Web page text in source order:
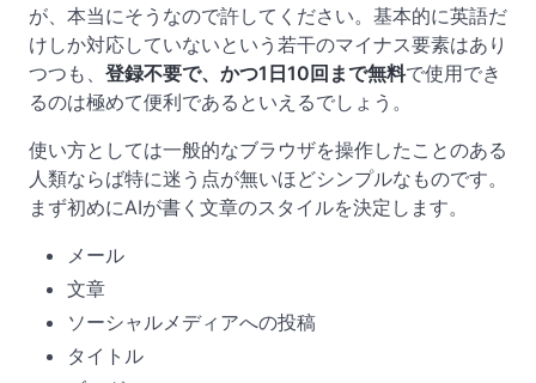
が、本当にそうなので許してください。基本的に英語だ
けしか対応していないという若干のマイナス要素はあり
つつも、 登録不要で、かつ1日10回まで無料で使用でき
るのは極めて便利であるといえるでしょう。
使い方としては一般的なブラウザを操作したことのある
人類ならば特に迷う点が無いほどシンプルなものです。
まず初めにAIが書く文章のスタイルを決定します。
メール
文章
ソーシャルメディアへの投稿
タイトル